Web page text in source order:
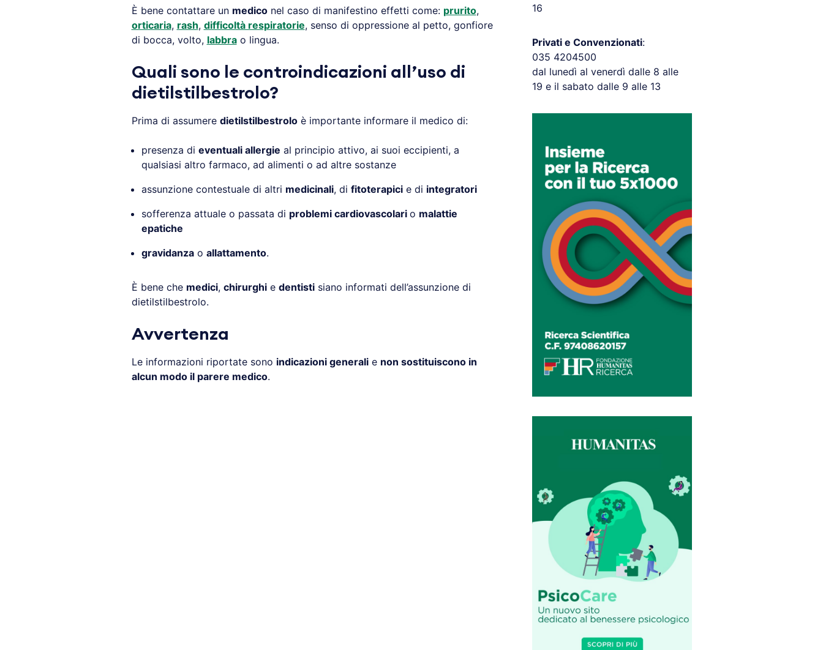
È bene contattare un mediconel caso di manifestino effetti come: prurito,
orticaria, rash, difficoltà respiratorie, senso di oppressione al petto, gonfiore
di bocca, volto, labbrao lingua.
Quali sono le controindicazioni all’uso di
dietilstilbestrolo?
Prima di assumere dietilstilbestroloè importante informare il medico di:
presenza di eventuali allergie al principio attivo, ai suoi eccipienti, a
qualsiasi altro farmaco, ad alimenti o ad altre sostanze
assunzione contestuale di altri medicinali, di fitoterapicie di integratori
sofferenza attuale o passata di problemi cardiovascolari o malattie
epatiche
gravidanzao allattamento.
È bene che medici, chirurghie dentistisiano informati dell’assunzione di
dietilstilbestrolo.
Avvertenza
Le informazioni riportate sono indicazioni generalie non sostituiscono in
alcun modo il parere medico.
16
Privati e Convenzionati:
035 4204500
dal lunedì al venerdì dalle 8 alle
19 e il sabato dalle 9 alle 13